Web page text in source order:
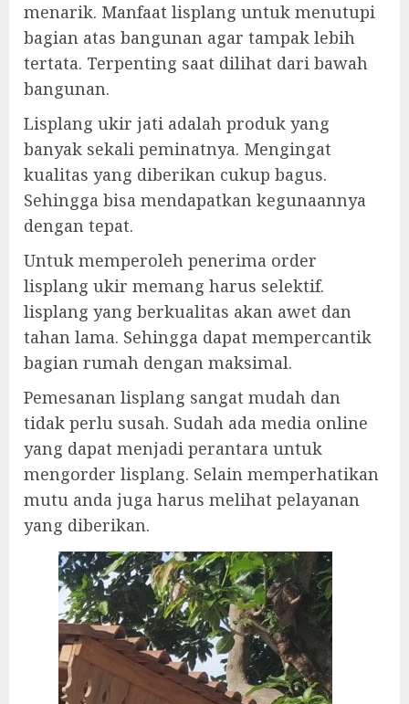
menarik. Manfaat lisplang untuk menutupi
bagian atas bangunan agar tampak lebih
tertata. Terpenting saat dilihat dari bawah
bangunan.
Lisplang ukir jati adalah produk yang
banyak sekali peminatnya. Mengingat
kualitas yang diberikan cukup bagus.
Sehingga bisa mendapatkan kegunaannya
dengan tepat.
Untuk memperoleh penerima order
lisplang ukir memang harus selektif.
lisplang yang berkualitas akan awet dan
tahan lama. Sehingga dapat mempercantik
bagian rumah dengan maksimal.
Pemesanan lisplang sangat mudah dan
tidak perlu susah. Sudah ada media online
yang dapat menjadi perantara untuk
mengorder lisplang. Selain memperhatikan
mutu anda juga harus melihat pelayanan
yang diberikan.